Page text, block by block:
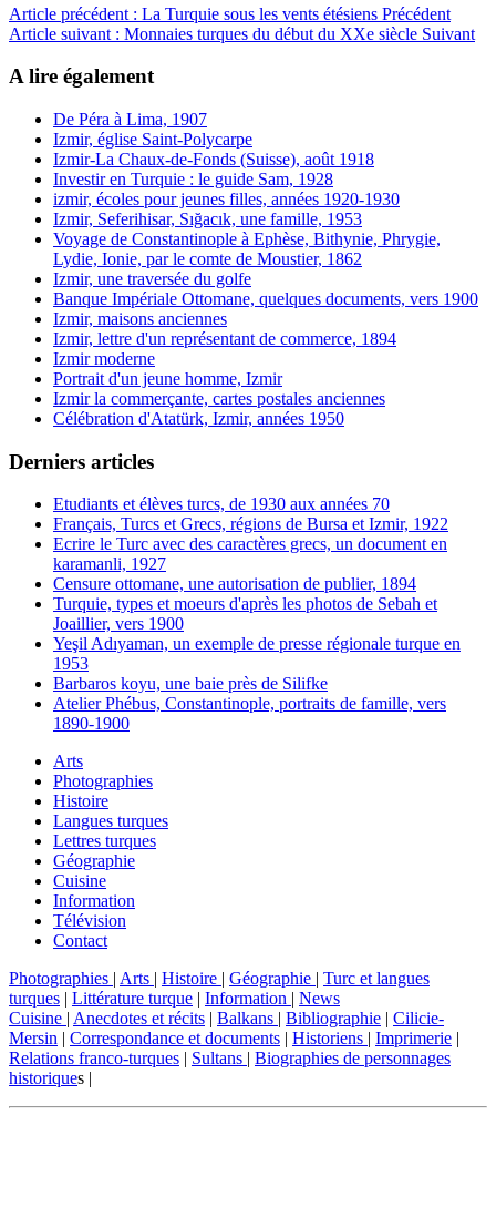
Article précédent : La Turquie sous les vents étésiens Précédent
Article suivant : Monnaies turques du début du XXe siècle Suivant
A lire également
De Péra à Lima, 1907
Izmir, église Saint-Polycarpe
Izmir-La Chaux-de-Fonds (Suisse), août 1918
Investir en Turquie : le guide Sam, 1928
izmir, écoles pour jeunes filles, années 1920-1930
Izmir, Seferihisar, Sığacık, une famille, 1953
Voyage de Constantinople à Ephèse, Bithynie, Phrygie,
Lydie, Ionie, par le comte de Moustier, 1862
Izmir, une traversée du golfe
Banque Impériale Ottomane, quelques documents, vers 1900
Izmir, maisons anciennes
Izmir, lettre d'un représentant de commerce, 1894
Izmir moderne
Portrait d'un jeune homme, Izmir
Izmir la commerçante, cartes postales anciennes
Célébration d'Atatürk, Izmir, années 1950
Derniers articles
Etudiants et élèves turcs, de 1930 aux années 70
Français, Turcs et Grecs, régions de Bursa et Izmir, 1922
Ecrire le Turc avec des caractères grecs, un document en
karamanli, 1927
Censure ottomane, une autorisation de publier, 1894
Turquie, types et moeurs d'après les photos de Sebah et
Joaillier, vers 1900
Yeşil Adıyaman, un exemple de presse régionale turque en
1953
Barbaros koyu, une baie près de Silifke
Atelier Phébus, Constantinople, portraits de famille, vers
1890-1900
Arts
Photographies
Histoire
Langues turques
Lettres turques
Géographie
Cuisine
Information
Télévision
Contact
Photographies | Arts | Histoire | Géographie | Turc et langues
turques | Littérature turque | Information | News
Cuisine | Anecdotes et récits | Balkans | Bibliographie | Cilicie-
Mersin | Correspondance et documents | Historiens | Imprimerie |
Relations franco-turques | Sultans | Biographies de personnages
historiques |